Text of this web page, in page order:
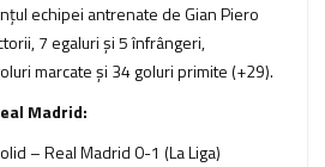
echipei antrenate de Gian Piero
7 egaluri şi 5 înfrângeri,
marcate şi 34 goluri primite (+29).
Madrid:
– Real Madrid 0-1 (La Liga)